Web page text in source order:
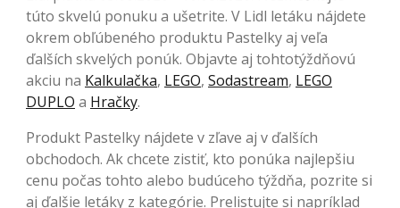
túto skvelú ponuku a ušetrite. V Lidl letáku nájdete
okrem obľúbeného produktu Pastelky aj veľa
ďalších skvelých ponúk. Objavte aj tohtotýždňovú
akciu na Kalkulačka, LEGO, Sodastream, LEGO
DUPLO a Hračky.
Produkt Pastelky nájdete v zľave aj v ďalších
obchodoch. Ak chcete zistiť, kto ponúka najlepšiu
cenu počas tohto alebo budúceho týždňa, pozrite si
aj ďalšie letáky z kategórie. Prelistujte si napríklad